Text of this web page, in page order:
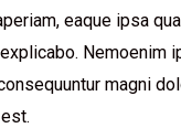
eaque ipsa
Nemoenim
magni